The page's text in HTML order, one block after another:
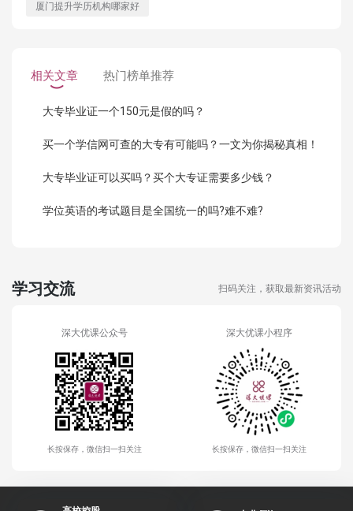
厦门提升学历机构哪家好
相关文章 热门榜单推荐
大专毕业证一个150元是假的吗？
买一个学信网可查的大专有可能吗？一文为你揭秘真相！
大专毕业证可以买吗？买个大专证需要多少钱？
学位英语的考试题目是全国统一的吗?难不难?
学习交流 扫码关注，获取最新资讯活动
深大优课公众号
长按保存，微信扫一扫关注
深大优课小程序
长按保存，微信扫一扫关注